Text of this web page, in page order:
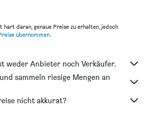
daran, genaue Preise zu erhalten, jedoch
übernommen.
weder Anbieter noch Verkäufer.
sammeln riesige Mengen an
nicht akkurat?